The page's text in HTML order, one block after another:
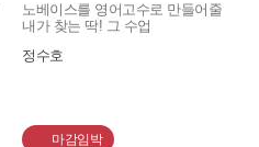
노베이스를 영어고수로 만들어줄
내가 찾는 딱! 그 수업
정수호
마감임박